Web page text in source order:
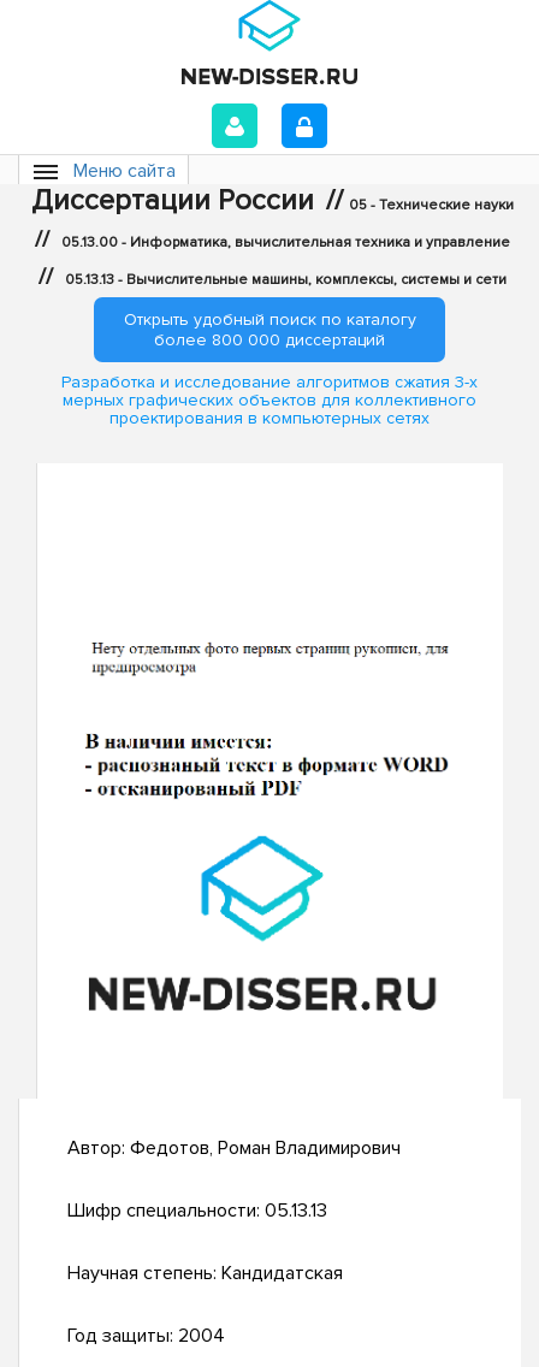
Меню сайта
Диссертации России // 05 - Технические науки
// 05.13.00 - Информатика, вычислительная техника и управление
// 05.13.13 - Вычислительные машины, комплексы, системы и сети
Открыть удобный поиск по каталогу
более 800 000 диссертаций
Разработка и исследование алгоритмов сжатия 3-х
мерных графических объектов для коллективного
проектирования в компьютерных сетях
Автор: Федотов, Роман Владимирович
Шифр специальности: 05.13.13
Научная степень: Кандидатская
Год защиты: 2004